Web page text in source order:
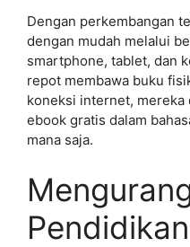
Dengan perkembangan
dengan mudah melalui
smartphone, tablet, dan
repot membawa buku
koneksi internet, mereka
ebook gratis dalam
mana saja.
Pendidikan